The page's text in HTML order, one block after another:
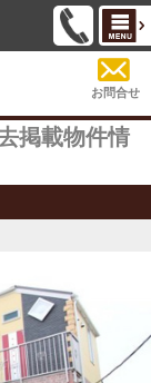
お問合せ
掲載物件情